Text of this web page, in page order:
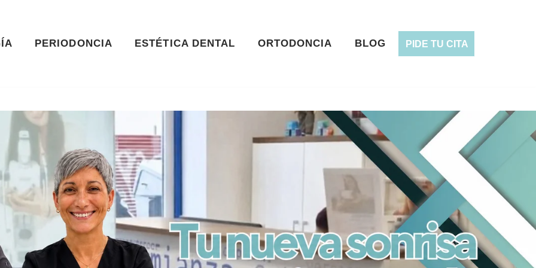
PERIODONCIA ESTÉTICA DENTAL ORTODONCIA BLOG PIDE TU CITA